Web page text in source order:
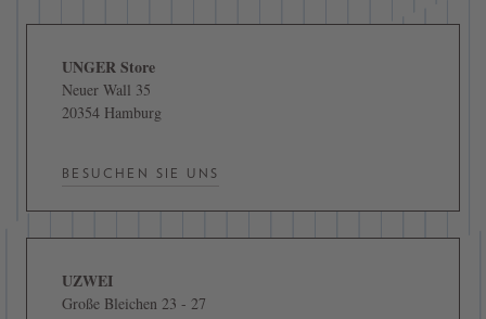
UNGER Store
Neuer Wall 35
20354 Hamburg
BESUCHEN SIE UNS
UZWEI
Große Bleichen 23 - 27